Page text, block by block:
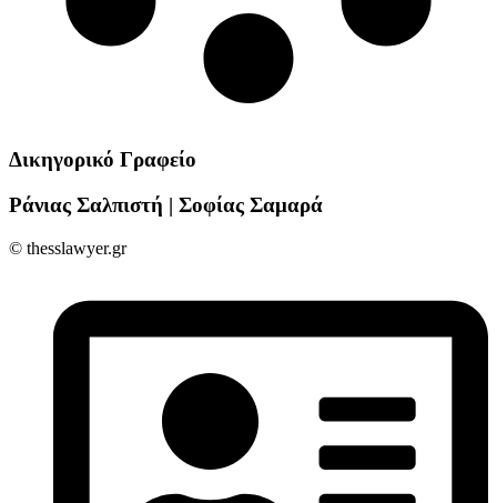
Δικηγορικό Γραφείο
Ράνιας Σαλπιστή | Σοφίας Σαμαρά
© thesslawyer.gr